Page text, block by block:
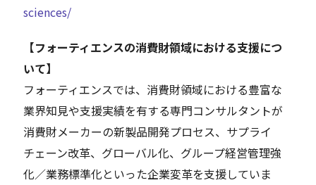
sciences/
【フォーティエンスの消費財領域における支援につ
いて】
フォーティエンスでは、消費財領域における豊富な
業界知見や支援実績を有する専門コンサルタントが
消費財メーカーの新製品開発プロセス、サプライ
チェーン改革、グローバル化、グループ経営管理強
化／業務標準化といった企業変革を支援していま